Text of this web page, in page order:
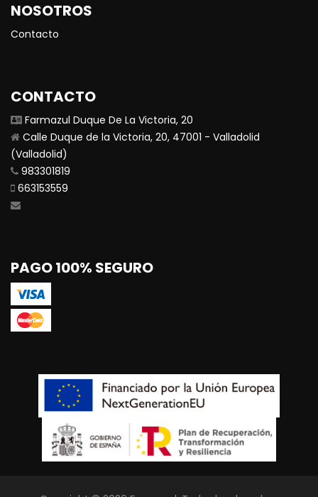
NOSOTROS
Contacto
CONTACTO
Farmazul Duque De La Victoria, 20
Calle Duque de la Victoria, 20, 47001 - Valladolid
(Valladolid)
983301819
663153559
PAGO 100% SEGURO